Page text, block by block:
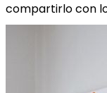
compartirlo con